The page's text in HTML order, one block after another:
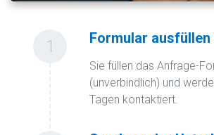
1 Formular ausfüllen
Sie füllen das Anfrage-
(unverbindlich) und
Tagen kontaktiert.